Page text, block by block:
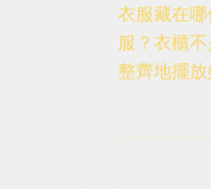
衣服藏在
服？衣櫃
整齊地擺